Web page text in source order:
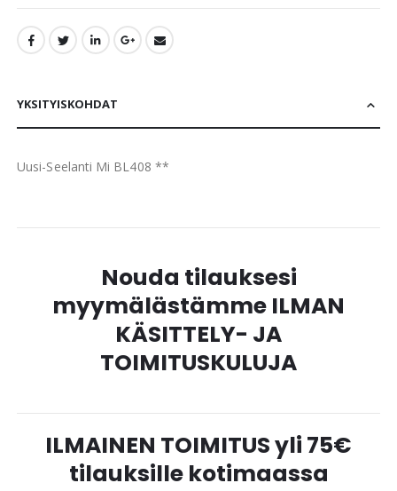
YKSITYISKOHDAT
Uusi-Seelanti Mi BL408 **
Nouda tilauksesi
myymälästämme ILMAN
KÄSITTELY- JA
TOIMITUSKULUJA
ILMAINEN TOIMITUS yli 75€
tilauksille kotimaassa